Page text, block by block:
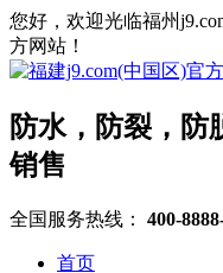
您好，欢迎光临福州
方网站！
防水，防裂，防
销售
全国服务热线： 400-
首页